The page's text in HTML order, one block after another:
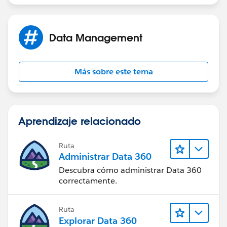
Data Management
Más sobre este tema
Aprendizaje relacionado
Ruta
Administrar Data 360
Descubra cómo administrar Data 360
correctamente.
Ruta
Explorar Data 360